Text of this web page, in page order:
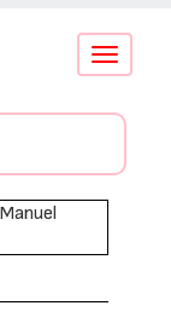
Conmutar